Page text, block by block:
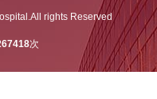
rights Reserved
次